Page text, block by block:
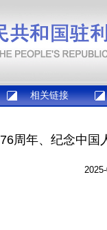
相关链接
周年、纪念中